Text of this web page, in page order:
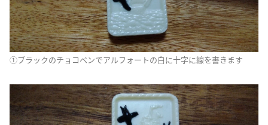
①ブラックのチョコペンでアルフォートの白に十字に線を書きます